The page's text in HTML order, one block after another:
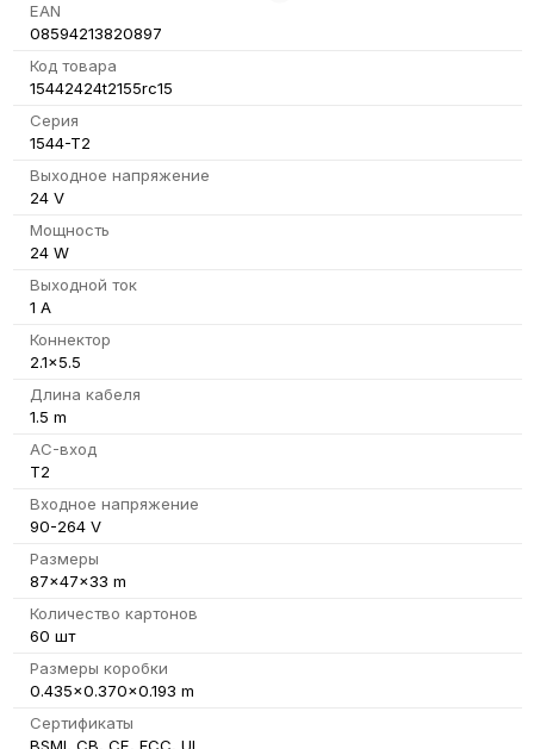
EAN
08594213820897
Код товара
15442424t2155rc15
Серия
1544-T2
Выходное напряжение
24 V
Мощность
24 W
Выходной ток
1 A
Коннектор
2.1x5.5
Длина кабеля
1.5 m
AC-вход
T2
Входное напряжение
90-264 V
Размеры
87x47x33 m
Количество картонов
60 шт
Размеры коробки
0.435x0.370x0.193 m
Сертификаты